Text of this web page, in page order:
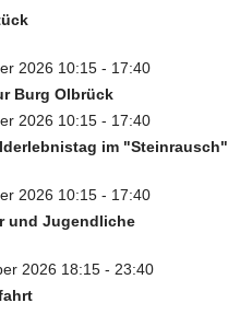
2026 10:15 - 17:40
Burg Olbrück
2026 10:15 - 17:40
im "Steinrausch"
2026 10:15 - 17:40
und Jugendliche
2026 18:15 - 23:40